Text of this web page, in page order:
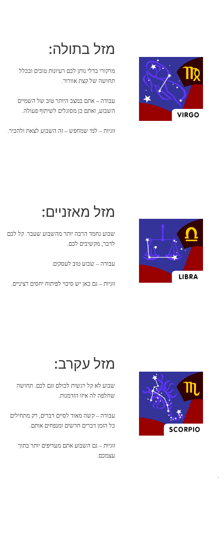
מזל בתולה:
מרקורי בדלי נותן לכם רעיונות טובים ובכלל
תחושה של קצת אוורור.
עבודה – אתם במצב היותר טוב של השמיים
השבוע, ואתם כן מסוגלים לשיתוף פעולה.
זוגיות – למי שמחפש – זה השבוע לצאת ולהכיר.
מזל מאזניים:
שבוע נחמד הרבה יותר מהשבוע שעבר. קל לכם
לדבר, מקשיבים לכם.
עבודה – שבוע טוב לעסקים.
זוגיות – גם כאן יש סיכוי לפיתוח יחסים רציניים.
מזל עקרב:
שבוע לא קל רגשית לכולם וגם לכם. תחושה
שחלפה לה איזו הזדמנות.
עבודה – קשה מאוד לסיים דברים, רק מתחילים
כל הזמן דברים חדשים ומנפחים אותם.
זוגיות – גם השבוע אתם מעדיפים יותר בתוך
עצמכם.
.